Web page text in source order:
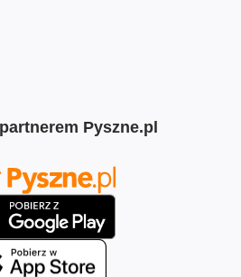
Pyszne.pl